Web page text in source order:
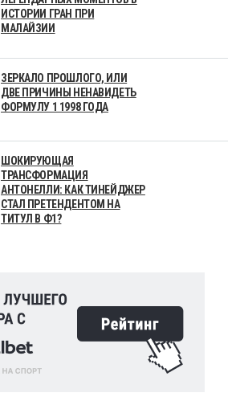
ИСТОРИИ ГРАН ПРИ
МАЛАЙЗИИ
ЗЕРКАЛО ПРОШЛОГО, ИЛИ
ДВЕ ПРИЧИНЫ НЕНАВИДЕТЬ
ФОРМУЛУ 1 1998 ГОДА
ШОКИРУЮЩАЯ
ТРАНСФОРМАЦИЯ
АНТОНЕЛЛИ: КАК ТИНЕЙДЖЕР
СТАЛ ПРЕТЕНДЕНТОМ НА
ТИТУЛ В Ф1?